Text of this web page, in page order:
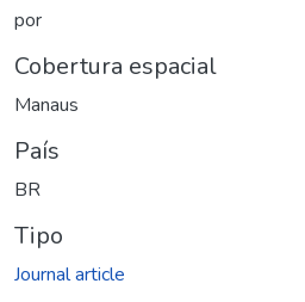
por
Cobertura espacial
Manaus
País
BR
Tipo
Journal article